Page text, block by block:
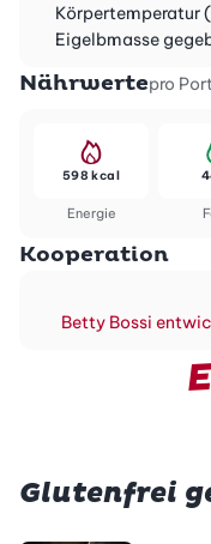
Körpertemperatur
Eigelbmasse
Nährwertepro
Energie
598 kcal
Kooperation
Betty Bossi
Glutenfrei